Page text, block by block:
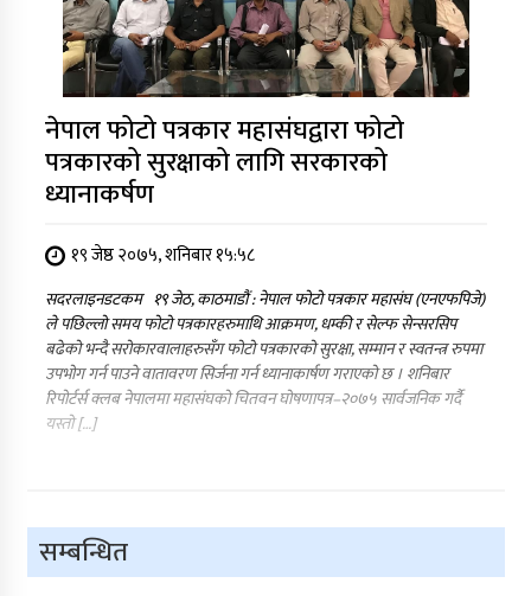
नेपाल फोटो पत्रकार महासंघद्वारा फोटो
पत्रकारको सुरक्षाको लागि सरकारको
ध्यानाकर्षण
१९ जेष्ठ २०७५, शनिबार १५:५८
सदरलाइनडटकम १९ जेठ, काठमाडौं : नेपाल फोटो पत्रकार महासंघ (एनएफपिजे)
ले पछिल्लो समय फोटो पत्रकारहरुमाथि आक्रमण, धम्की र सेल्फ सेन्सरसिप
बढेको भन्दै सरोकारवालाहरुसँग फोटो पत्रकारको सुरक्षा, सम्मान र स्वतन्त्र रुपमा
उपभोग गर्न पाउने वातावरण सिर्जना गर्न ध्यानाकार्षण गराएको छ । शनिबार
रिपोर्टर्स क्लब नेपालमा महासंघको चितवन घोषणापत्र–२०७५ सार्वजनिक गर्दै
यस्तो […]
सम्बन्धित